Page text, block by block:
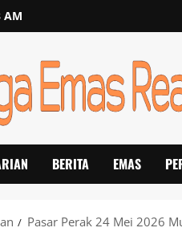
AM
BERITA EMAS
Pasar Perak 24 Mei 2026